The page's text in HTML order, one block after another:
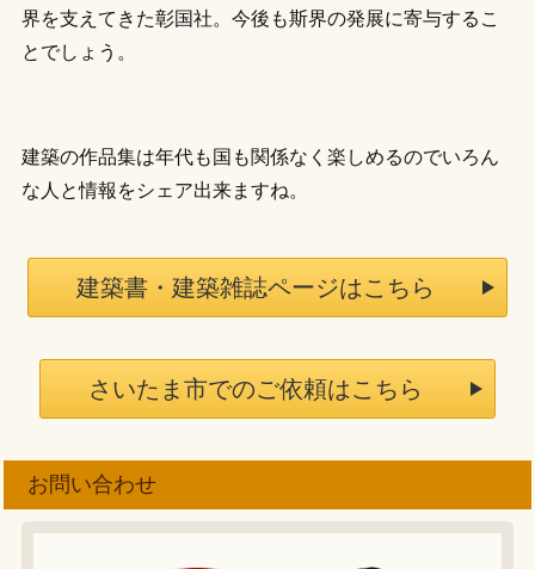
界を支えてきた彰国社。今後も斯界の発展に寄与するこ
とでしょう。
建築の作品集は年代も国も関係なく楽しめるのでいろん
な人と情報をシェア出来ますね。
建築書・建築雑誌ページはこちら
さいたま市でのご依頼はこちら
お問い合わせ